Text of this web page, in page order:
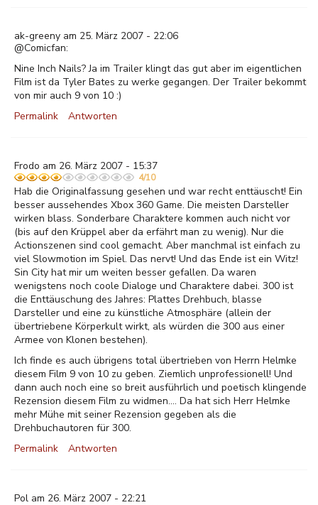
ak-greeny am 25. März 2007 - 22:06
@Comicfan:
Nine Inch Nails? Ja im Trailer klingt das gut aber im eigentlichen
Film ist da Tyler Bates zu werke gegangen. Der Trailer bekommt
von mir auch 9 von 10 :)
Permalink
Antworten
Frodo am 26. März 2007 - 15:37
4/10
Hab die Originalfassung gesehen und war recht enttäuscht! Ein
besser aussehendes Xbox 360 Game. Die meisten Darsteller
wirken blass. Sonderbare Charaktere kommen auch nicht vor
(bis auf den Krüppel aber da erfährt man zu wenig). Nur die
Actionszenen sind cool gemacht. Aber manchmal ist einfach zu
viel Slowmotion im Spiel. Das nervt! Und das Ende ist ein Witz!
Sin City hat mir um weiten besser gefallen. Da waren
wenigstens noch coole Dialoge und Charaktere dabei. 300 ist
die Enttäuschung des Jahres: Plattes Drehbuch, blasse
Darsteller und eine zu künstliche Atmosphäre (allein der
übertriebene Körperkult wirkt, als würden die 300 aus einer
Armee von Klonen bestehen).
Ich finde es auch übrigens total übertrieben von Herrn Helmke
diesem Film 9 von 10 zu geben. Ziemlich unprofessionell! Und
dann auch noch eine so breit ausführlich und poetisch klingende
Rezension diesem Film zu widmen.... Da hat sich Herr Helmke
mehr Mühe mit seiner Rezension gegeben als die
Drehbuchautoren für 300.
Permalink
Antworten
Pol am 26. März 2007 - 22:21